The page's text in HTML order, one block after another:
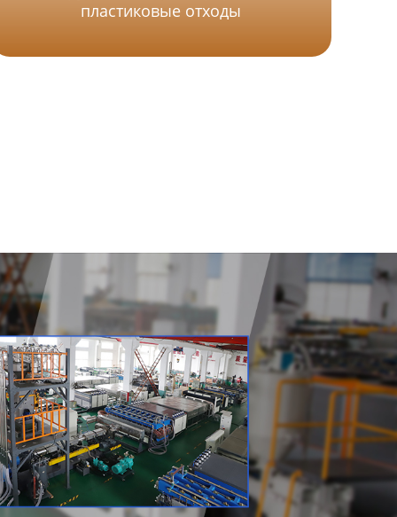
пластиковые отходы